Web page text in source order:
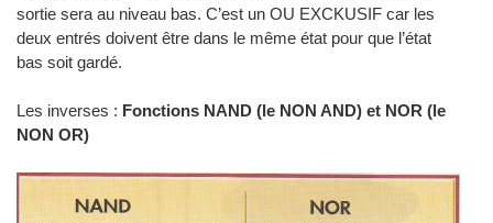
sortie sera au niveau bas. C’est un OU EXCKUSIF car les
deux entrés doivent être dans le même état pour que l’état
bas soit gardé.
Les inverses : Fonctions NAND (le NON AND) et NOR (le
NON OR)